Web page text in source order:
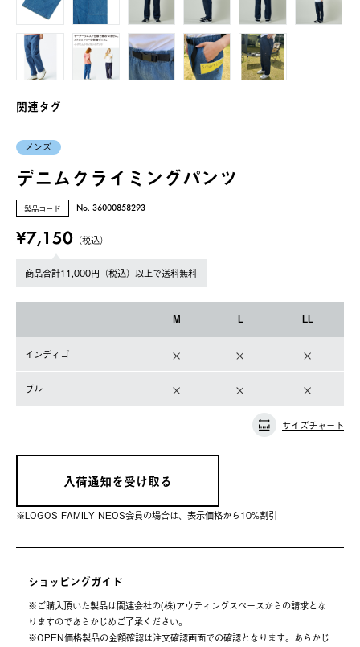
関連タグ
メンズ
デニムクライミングパンツ
製品コード No. 36000858293
¥7,150 （税込）
商品合計11,000円（税込）以上で送料無料
M L LL
インディゴ
ブルー
サイズチャート
入荷通知を受け取る
※LOGOS FAMILY NEOS会員の場合は、表⽰価格から10%割引
ショッピングガイド
※ご購⼊頂いた製品は関連会社の(株)アウティングスペースからの請求とな
りますのであらかじめご了承ください。
※OPEN価格製品の⾦額確認は注⽂確認画⾯での確認となります。あらかじ